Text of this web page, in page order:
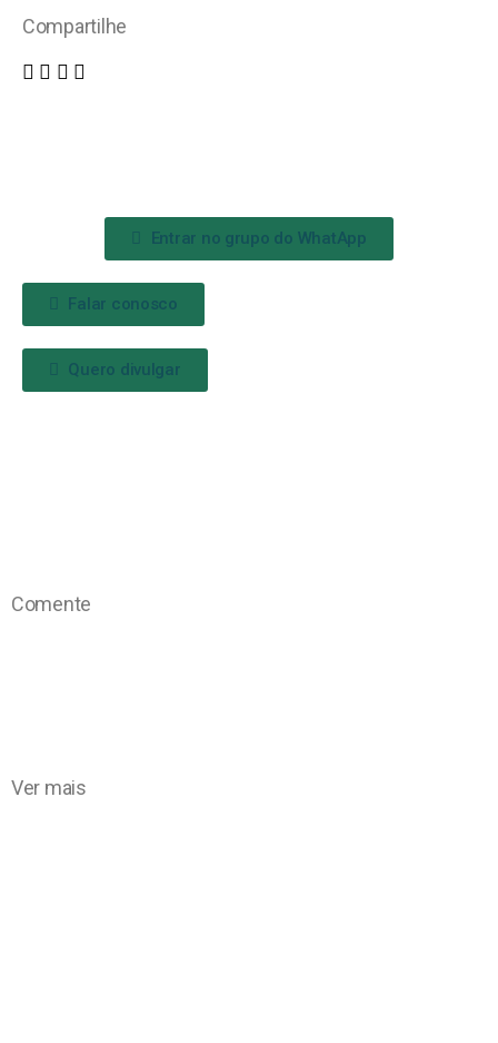
Compartilhe
Entrar no grupo do WhatApp
Falar conosco
Quero divulgar
Comente
Ver mais